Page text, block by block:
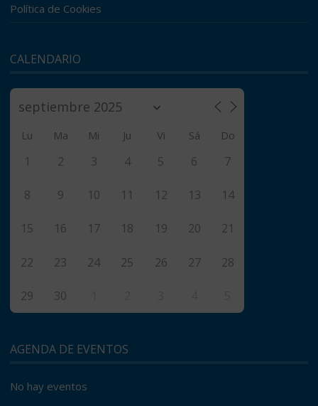
Política de Cookies
CALENDARIO
Lu Ma Mi Ju Vi Sá Do
1 2 3 4 5 6 7
8 9 10 11 12 13 14
15 16 17 18 19 20 21
22 23 24 25 26 27 28
29 30
AGENDA DE EVENTOS
No hay eventos